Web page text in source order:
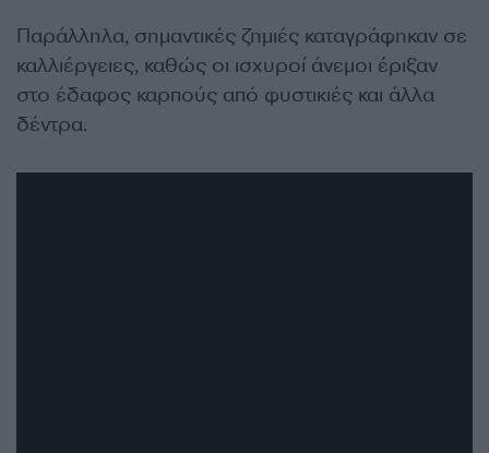
Παράλληλα, σημαντικές ζημιές καταγράφηκαν σε
καλλιέργειες, καθώς οι ισχυροί άνεμοι έριξαν
στο έδαφος καρπούς από φυστικιές και άλλα
δέντρα.